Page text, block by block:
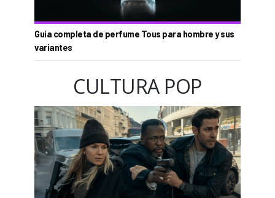
Guía completa de perfume Tous para hombre y sus
variantes
CULTURA POP